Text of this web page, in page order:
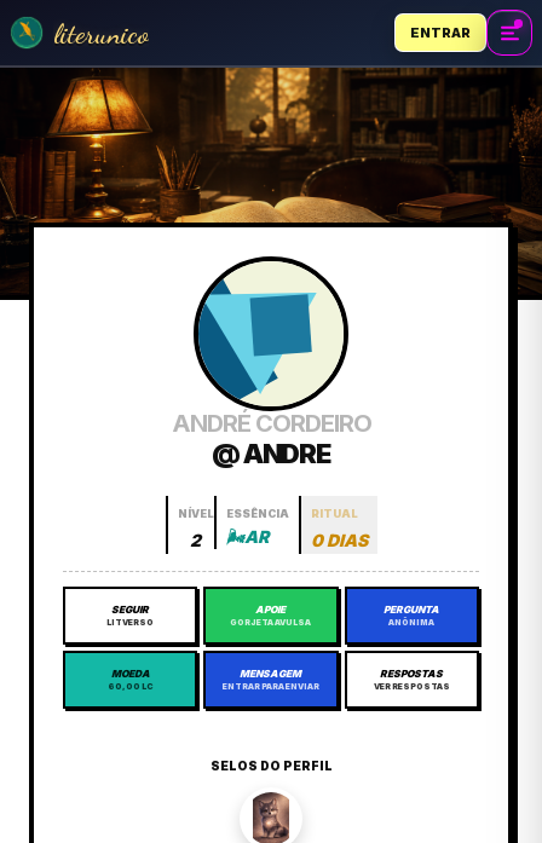
literunico ENTRAR
ANDRÉ CORDEIRO
@ ANDRE
NÍVEL
2
ESSÊNCIA
🌬️AR
RITUAL
0 DIAS
SEGUIR
LITVERSO
APOIE
GORJETA AVULSA
PERGUNTA
ANÔNIMA
MOEDA
60,00 LC
MENSAGEM
ENTRAR PARA ENVIAR
RESPOSTAS
VER RESPOSTAS
SELOS DO PERFIL